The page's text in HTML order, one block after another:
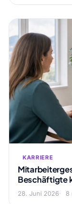
KARRIERE
Beschäftigte
28. Juni 2026 8